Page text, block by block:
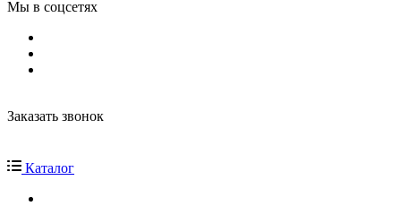
Мы в соцсетях
Заказать звонок
Каталог